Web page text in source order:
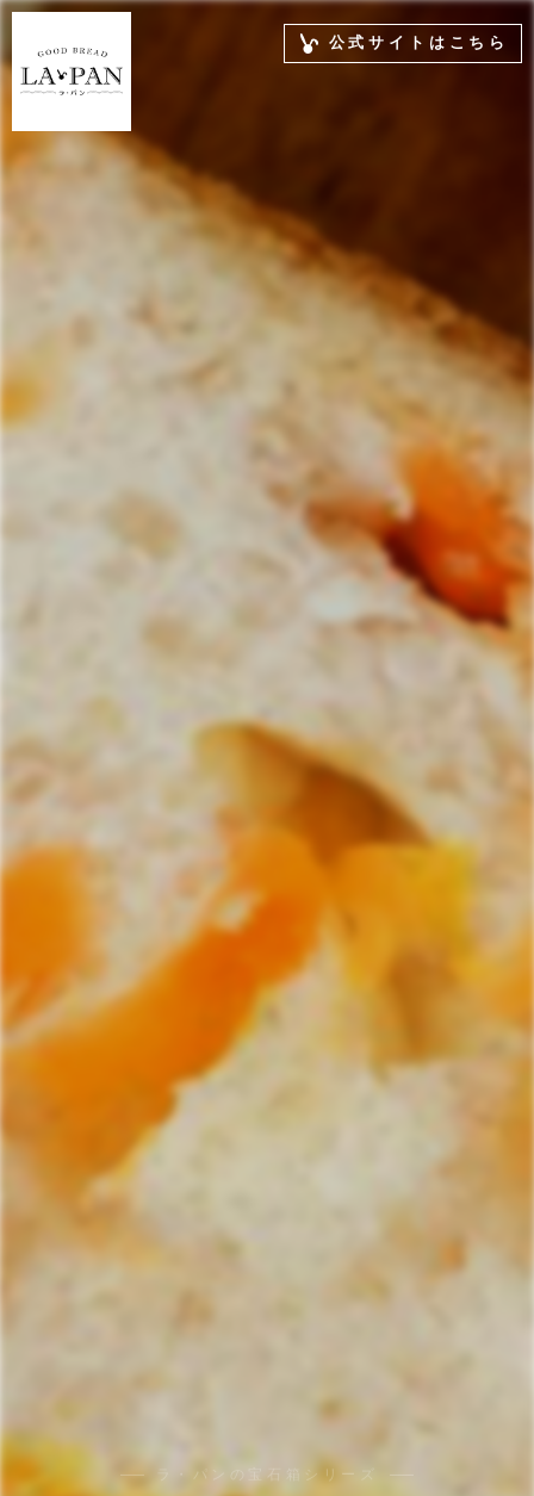
公式サイトはこちら
ラ・パンの宝石箱シリーズ